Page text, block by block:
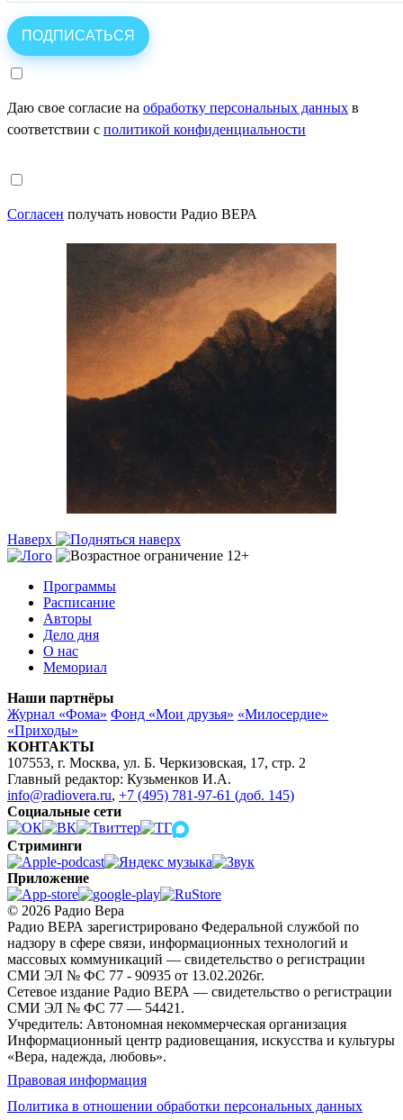
Даю свое согласие на обработку персональных данных в
соответствии с политикой конфиденциальности
Согласен получать новости Радио ВЕРА
Наверх
Программы
Расписание
Авторы
Дело дня
О нас
Мемориал
Наши партнёры
Журнал «Фома» Фонд «Мои друзья» «Милосердие»
«Приходы»
КОНТАКТЫ
107553, г. Москва, ул. Б. Черкизовская, 17, стр. 2
Главный редактор: Кузьменков И.А.
info@radiovera.ru, +7 (495) 781-97-61 (доб. 145)
Социальные сети
Стриминги
Приложение
© 2026 Радио Вера
Радио ВЕРА зарегистрировано Федеральной службой по
надзору в сфере связи, информационных технологий и
массовых коммуникаций — свидетельство о регистрации
СМИ ЭЛ № ФС 77 - 90935 от 13.02.2026г.
Сетевое издание Радио ВЕРА — свидетельство о регистрации
СМИ ЭЛ № ФС 77 — 54421.
Учредитель: Автономная некоммерческая организация
Информационный центр радиовещания, искусства и культуры
«Вера, надежда, любовь».
Правовая информация
Политика в отношении обработки персональных данных